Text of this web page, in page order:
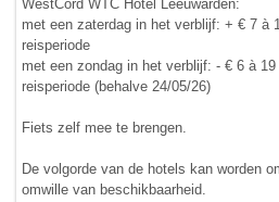
WestCord WTC Hotel Leeuwarden:
met een zaterdag in het verblijf: + € 7 à
reisperiode
met een zondag in het verblijf: - € 6 à
reisperiode (behalve 24/05/26)
Fiets zelf mee te brengen.
De volgorde van de hotels kan worden
omwille van beschikbaarheid.